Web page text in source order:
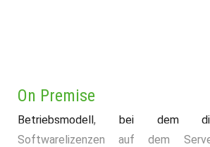
On Premise
Betriebsmodell, bei dem
Softwarelizenzen auf dem